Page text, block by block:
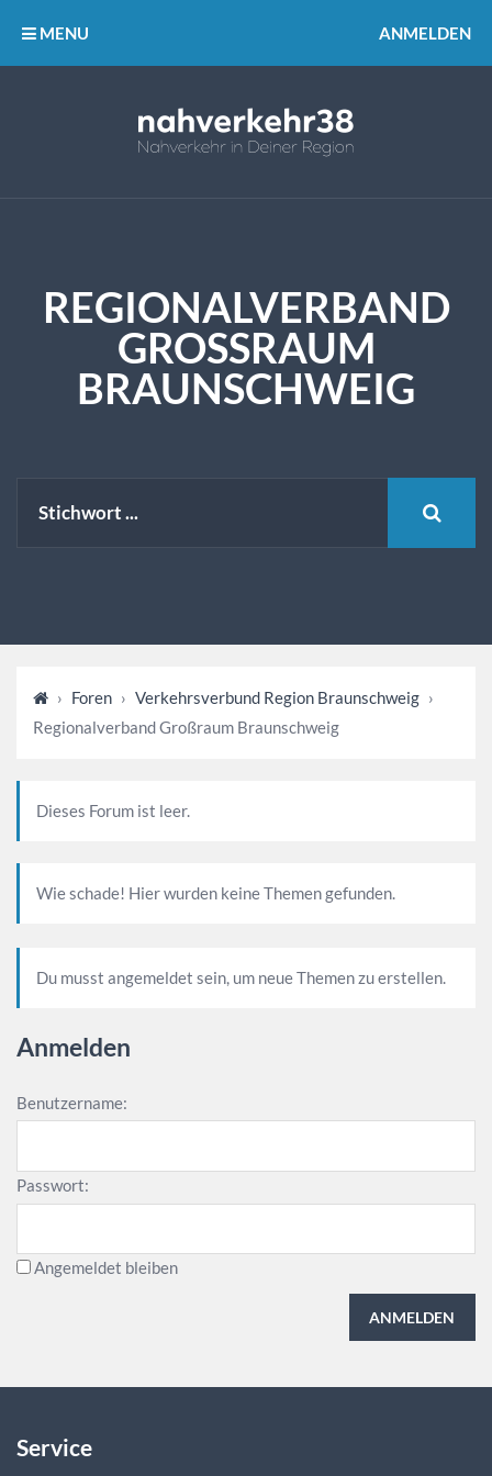
MENU ANMELDEN
REGIONALVERBAND
GROSSRAUM B
RAUNSCHWEIG
› Foren › Verkehrsverbund Region Braunschweig ›
Regionalverband Großraum Braunschweig
Dieses Forum ist leer.
Wie schade! Hier wurden keine Themen gefunden.
Du musst angemeldet sein, um neue Themen zu erstellen.
Anmelden
Benutzername:
Passwort:
Angemeldet bleiben
ANMELDEN
Service